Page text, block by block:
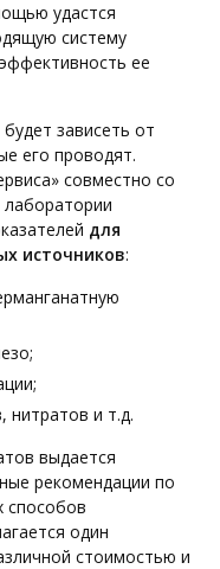
удастся
систему
ее
зависеть от
его проводят.
совместно со
лаборатории
для
источников:
нитратов и т.д.
выдается
рекомендации по
способов
один
стоимостью и